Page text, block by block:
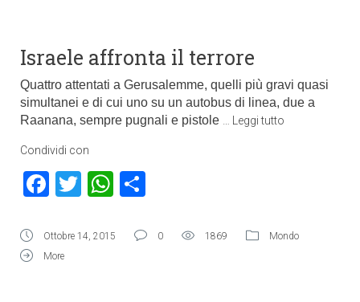
Israele affronta il terrore
Quattro attentati a Gerusalemme, quelli più gravi quasi
simultanei e di cui uno su un autobus di linea, due a
Raanana, sempre pugnali e pistole
Leggi tutto
Condividi con
Facebook
TwitterWhatsApp
Ottobre 14, 2015 0 1869
Mondo
More